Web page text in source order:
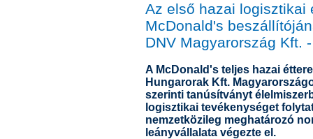
Az első hazai logisztikai
McDonald's
DNV Magyarország Kft.
A McDonald's teljes hazai
Hungarorak Kft.
szerinti tanúsítványt
logisztikai tevékenységet
nemzetközileg meghatározó
leányvállalata végezte el.